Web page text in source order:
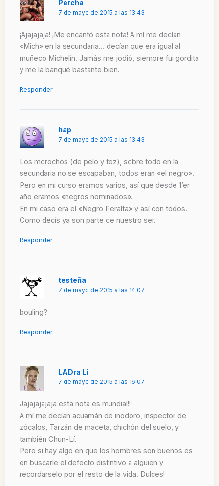
Percha
7 de mayo de 2015 a las 13:43
¡Ajajajaja! ¡Me encantó esta nota! A mí me decían
«Mich» en la secundaria… decían que era igual al
muñeco Michelín. Jamás me jodió, siempre fui gordita
y me la banqué bastante bien.
Responder
hap
7 de mayo de 2015 a las 13:43
Los morochos (de pelo y tez), sobre todo en la
secundaria no se escapaban, todos eran «el negro».
Pero en mi curso eramos varios, así que desde 1’er
año eramos «negros nominados».
En mi caso era el «Negro Peralta» y así con todos.
Como decís ya son parte de nuestro ser.
Responder
testeña
7 de mayo de 2015 a las 14:07
bouling?
Responder
LADra Lí
7 de mayo de 2015 a las 16:07
Jajajajajaja esta nota es mundial!!!
A mí me decían acuamán de inodoro, inspector de
zócalos, Tarzán de maceta, chichón del suelo, y
también Chun-Lí.
Pero si hay algo en que los hombres son buenos es
en buscarle el defecto distintivo a alguien y
recordárselo por el resto de la vida. Dulces!